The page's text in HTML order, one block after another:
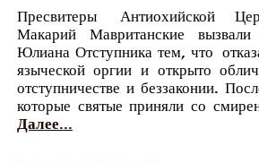
Пресвитеры Антиохийской
Макарий Мавританские
Юлиана Отступника тем, что
языческой оргии и открыто
отступничестве и беззаконии.
которые святые приняли со
Далее...